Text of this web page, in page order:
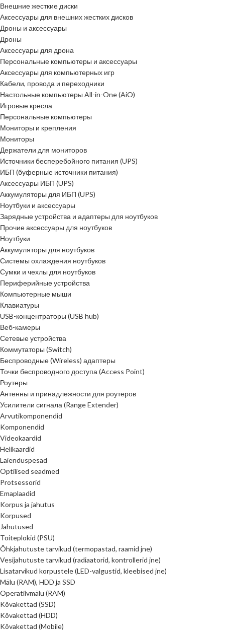
Внешние жесткие диски
Аксессуары для внешних жестких дисков
Дроны и аксессуары
Дроны
Аксессуары для дрона
Персональные компьютеры и аксессуары
Аксессуары для компьютерных игр
Кабели, провода и переходники
Настольные компьютеры All-in-One (AiO)
Игровые кресла
Персональные компьютеры
Мониторы и крепления
Мониторы
Держатели для мониторов
Источники бесперебойного питания (UPS)
ИБП (буферные источники питания)
Аксессуары ИБП (UPS)
Аккумуляторы для ИБП (UPS)
Ноутбуки и аксессуары
Зарядные устройства и адаптеры для ноутбуков
Прочие аксессуары для ноутбуков
Ноутбуки
Аккумуляторы для ноутбуков
Системы охлаждения ноутбуков
Сумки и чехлы для ноутбуков
Периферийные устройства
Компьютерные мыши
Клавиатуры
USB-концентраторы (USB hub)
Веб-камеры
Сетевые устройства
Коммутаторы (Switch)
Беспроводные (Wireless) адаптеры
Точки беспроводного доступа (Access Point)
Роутеры
Антенны и принадлежности для роутеров
Усилители сигнала (Range Extender)
Arvutikomponendid
Komponendid
Videokaardid
Helikaardid
Laienduspesad
Optilised seadmed
Protsessorid
Emaplaadid
Korpus ja jahutus
Korpused
Jahutused
Toiteplokid (PSU)
Õhkjahutuste tarvikud (termopastad, raamid jne)
Vesijahutuste tarvikud (radiaatorid, kontrollerid jne)
Lisatarvikud korpustele (LED-valgustid, kleebised jne)
Mälu (RAM), HDD ja SSD
Operatiivmälu (RAM)
Kõvakettad (SSD)
Kõvakettad (HDD)
Kõvakettad (Mobile)